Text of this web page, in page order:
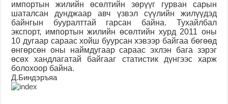
импортын жилийн өсөлтийн зөрүүг гурван сарын
шаталсан дунджаар авч үзвэл сүүлийн жилүүдэд
байнгын бууралттай гарсан байна. Тухайлбал
экспорт, импортын жилийн өсөлтийн хурд 2011 оны
10 дугаар сараас хойш буурсан хэвээр байгаа бөгөөд
өнгөрсөн оны наймдугаар сараас эхлэн бага зэрэг
өсөх хандлагатай байгааг статистик дүнгээс харж
болохоор байна.
Д.Биндэръяа